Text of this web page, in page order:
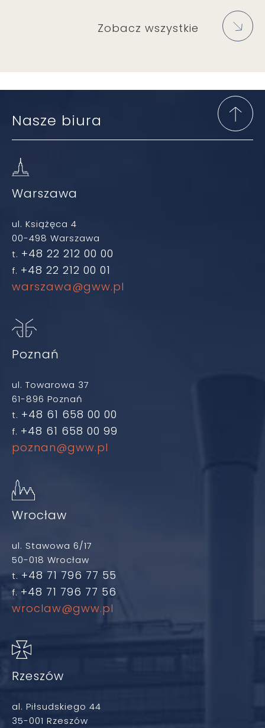
Zobacz wszystkie
Nasze biura
Warszawa
ul. Książęca 4
00-498 Warszawa
t. +48 22 212 00 00
f. +48 22 212 00 01
warszawa@gww.pl
Poznań
ul. Towarowa 37
61-896 Poznań
t. +48 61 658 00 00
f. +48 61 658 00 99
poznan@gww.pl
Wrocław
ul. Stawowa 6/17
50-018 Wrocław
t. +48 71 796 77 55
f. +48 71 796 77 56
wroclaw@gww.pl
Rzeszów
al. Piłsudskiego 44
35-001 Rzeszów